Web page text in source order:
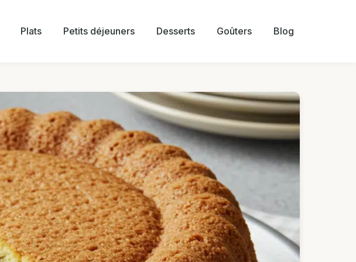
Plats Petits déjeuners Desserts Goûters Blog